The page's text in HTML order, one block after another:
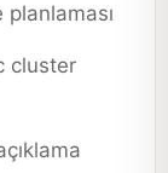
cluster